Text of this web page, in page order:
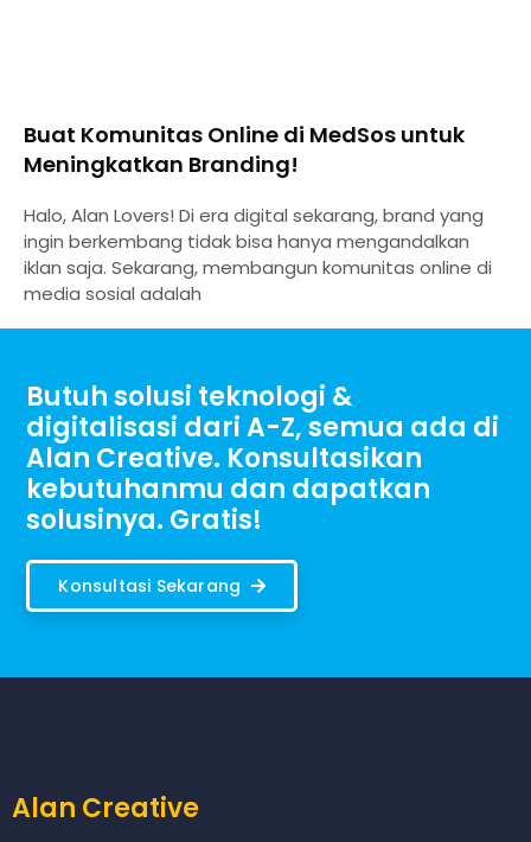
Buat Komunitas Online di MedSos untuk
Meningkatkan Branding!
Halo, Alan Lovers! Di era digital sekarang, brand yang
ingin berkembang tidak bisa hanya mengandalkan
iklan saja. Sekarang, membangun komunitas online di
media sosial adalah
Butuh solusi teknologi &
digitalisasi dari A-Z, semua ada di
Alan Creative. Konsultasikan
kebutuhanmu dan dapatkan
solusinya. Gratis!
Konsultasi Sekarang
Alan Creative